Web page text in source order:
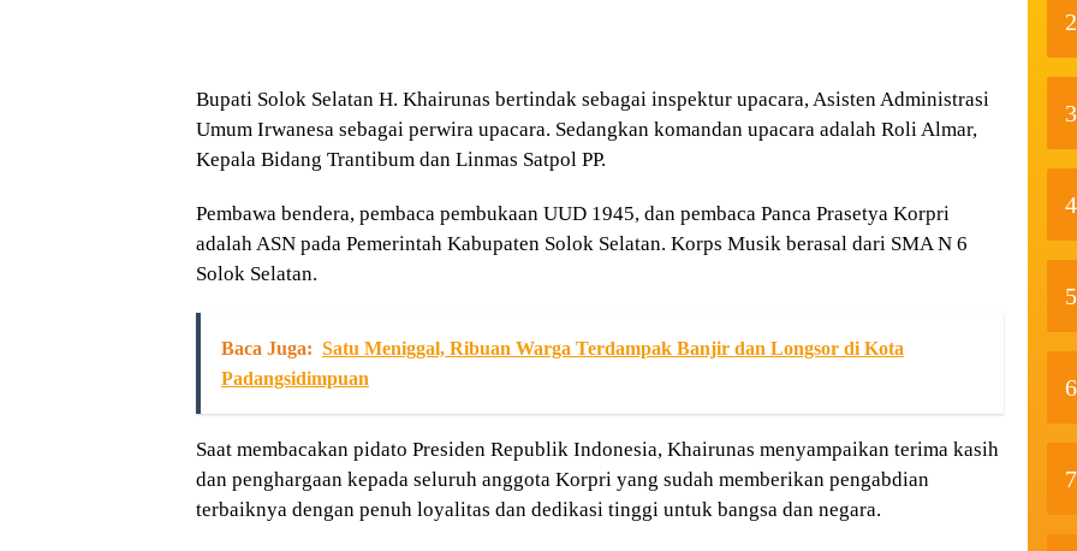
Bupati Solok Selatan H. Khairunas bertindak sebagai inspektur upacara, Asisten Administrasi
Umum Irwanesa sebagai perwira upacara. Sedangkan komandan upacara adalah Roli Almar,
Kepala Bidang Trantibum dan Linmas Satpol PP.
Pembawa bendera, pembaca pembukaan UUD 1945, dan pembaca Panca Prasetya Korpri
adalah ASN pada Pemerintah Kabupaten Solok Selatan. Korps Musik berasal dari SMA N 6
Solok Selatan.
Baca Juga: Satu Meniggal, Ribuan Warga Terdampak Banjir dan Longsor di Kota
Padangsidimpuan
Saat membacakan pidato Presiden Republik Indonesia, Khairunas menyampaikan terima kasih
dan penghargaan kepada seluruh anggota Korpri yang sudah memberikan pengabdian
terbaiknya dengan penuh loyalitas dan dedikasi tinggi untuk bangsa dan negara.
2
3
4
5
6
7